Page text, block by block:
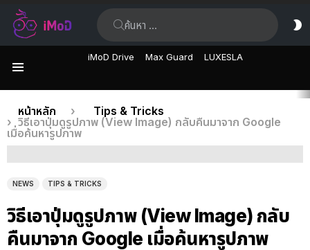
iMoD Drive Max Guard LUXESLA
เรื่อง
ล่าสุด
คุณอยู่ที่นี่:
หน้าหลัก
Tips & Tricks
วิธีเอาปุ่มดูรูปภาพ (View Image) กลับคืนมาจาก Google
เมื่อค้นหารูปภาพ
NEWS TIPS & TRICKS
วิธีเอาปุ่มดูรูปภาพ (View Image) กลับ
คืนมาจาก Google เมื่อค้นหารูปภาพ